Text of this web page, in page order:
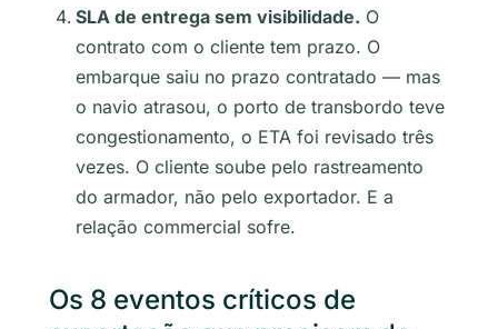
SLA de entrega sem visibilidade. O
contrato com o cliente tem prazo. O
embarque saiu no prazo contratado — mas
o navio atrasou, o porto de transbordo teve
congestionamento, o ETA foi revisado três
vezes. O cliente soube pelo rastreamento
do armador, não pelo exportador. E a
relação commercial sofre.
Os 8 eventos críticos de